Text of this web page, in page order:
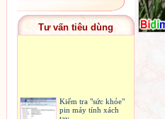
Tư vấn tiêu dùng
pin máy tính xách
tay